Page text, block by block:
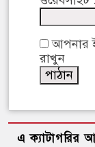
আপনার
রাখুন
এ ক্যাটাগরির